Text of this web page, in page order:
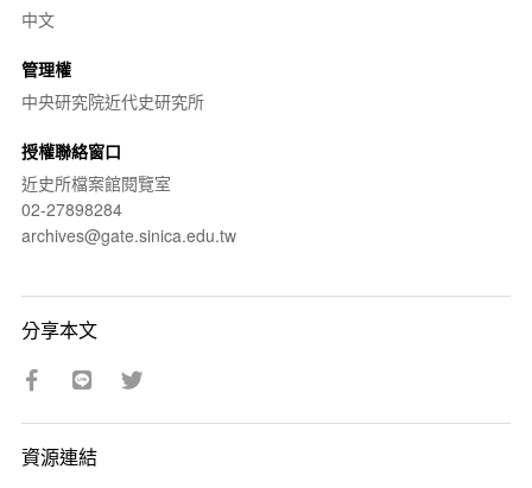
中文
管理權
中央研究院近代史研究所
授權聯絡窗口
近史所檔案館閱覽室
02-27898284
archives@gate.sinica.edu.tw
分享本文
資源連結